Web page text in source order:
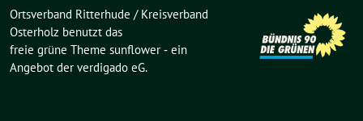
Ortsverband Ritterhude / Kreisverband
Osterholz benutzt das
freie grüne Theme sunflower ‐ ein
Angebot der verdigado eG.